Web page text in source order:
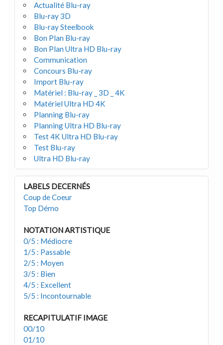
Actualité Blu-ray
Blu-ray 3D
Blu-ray Steelbook
Bon Plan Blu-ray
Bon Plan Ultra HD Blu-ray
Communication
Concours Blu-ray
Import Blu-ray
Matériel : Blu-ray _ 3D _ 4K
Matériel Ultra HD 4K
Planning Blu-ray
Planning Ultra HD Blu-ray
Test 4K Ultra HD Blu-ray
Test Blu-ray
Ultra HD Blu-ray
LABELS DECERNÉS
Coup de Coeur
Top Démo
NOTATION ARTISTIQUE
0/5 : Médiocre
1/5 : Passable
2/5 : Moyen
3/5 : Bien
4/5 : Excellent
5/5 : Incontournable
RECAPITULATIF IMAGE
00/10
01/10